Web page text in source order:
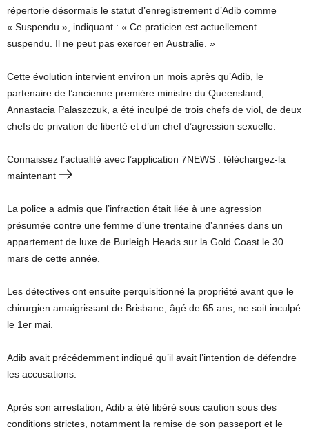
répertorie désormais le statut d’enregistrement d’Adib comme
« Suspendu », indiquant : « Ce praticien est actuellement
suspendu. Il ne peut pas exercer en Australie. »
Cette évolution intervient environ un mois après qu’Adib, le
partenaire de l’ancienne première ministre du Queensland,
Annastacia Palaszczuk, a été inculpé de trois chefs de viol, de deux
chefs de privation de liberté et d’un chef d’agression sexuelle.
Connaissez l’actualité avec l’application 7NEWS : téléchargez-la
maintenant
La police a admis que l’infraction était liée à une agression
présumée contre une femme d’une trentaine d’années dans un
appartement de luxe de Burleigh Heads sur la Gold Coast le 30
mars de cette année.
Les détectives ont ensuite perquisitionné la propriété avant que le
chirurgien amaigrissant de Brisbane, âgé de 65 ans, ne soit inculpé
le 1er mai.
Adib avait précédemment indiqué qu’il avait l’intention de défendre
les accusations.
Après son arrestation, Adib a été libéré sous caution sous des
conditions strictes, notamment la remise de son passeport et le